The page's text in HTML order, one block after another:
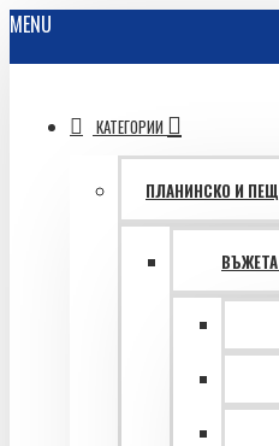
MENU
КАТЕГОРИИ
ПЛАНИНСКО И
ВЪЖЕТА